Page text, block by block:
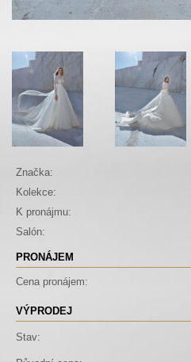
Značka:
Kolekce:
K pronájmu:
Salón:
PRONÁJEM
Cena pronájem:
VÝPRODEJ
Stav: